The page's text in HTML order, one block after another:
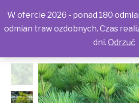
W ofercie 2026 - ponad 180
odmian traw ozdobnych. Czas
dni. Odrzuć